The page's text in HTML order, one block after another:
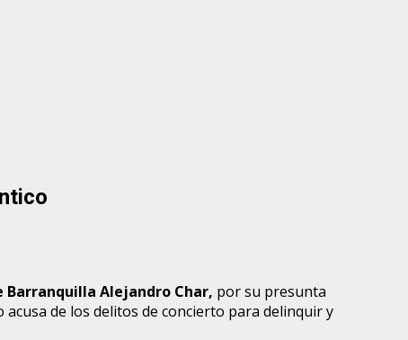
Barranquilla Alejandro Char, por su presunta
de los delitos de concierto para delinquir y